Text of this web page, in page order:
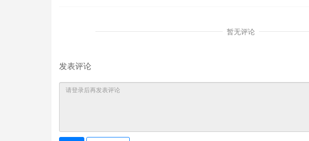
暂无评论
发表评论